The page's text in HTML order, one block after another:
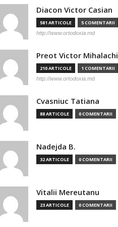
Diacon Victor Casian
581 ARTICOLE 5 COMENTARII
http://www.ortodoxia.md
Preot Victor Mihalachi
210 ARTICOLE 1 COMENTARII
http://www.ortodoxia.md
Cvasniuc Tatiana
88 ARTICOLE 0 COMENTARII
Nadejda B.
32 ARTICOLE 0 COMENTARII
Vitalii Mereutanu
23 ARTICOLE 0 COMENTARII